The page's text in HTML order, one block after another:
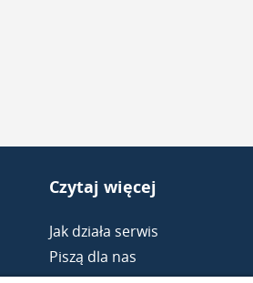
Czytaj więcej
Jak działa serwis
Piszą dla nas